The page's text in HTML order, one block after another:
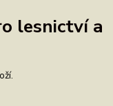
lesnictví a